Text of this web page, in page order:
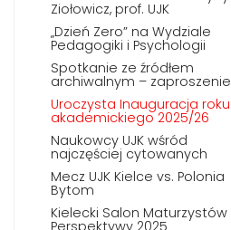
Ziołowicz, prof. UJK
„Dzień Zero” na Wydziale
Pedagogiki i Psychologii
Spotkanie ze źródłem
archiwalnym – zaproszenie
Uroczysta Inauguracja roku
akademickiego 2025/26
Naukowcy UJK wśród
najczęściej cytowanych
Mecz UJK Kielce vs. Polonia
Bytom
Kielecki Salon Maturzystów
Perspektywy 2025